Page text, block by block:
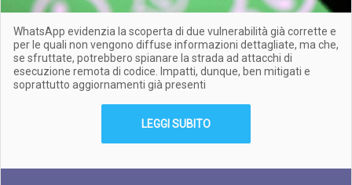
WhatsApp evidenzia la scoperta di due vulnerabilità già corrette e
per le quali non vengono diffuse informazioni dettagliate, ma che,
se sfruttate, potrebbero spianare la strada ad attacchi di
esecuzione remota di codice. Impatti, dunque, ben mitigati e
soprattutto aggiornamenti già presenti
LEGGI SUBITO